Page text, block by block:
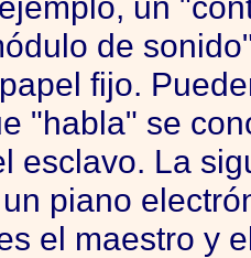
de
fijo.
"habla" se
esclavo. La
piano
el maestro y